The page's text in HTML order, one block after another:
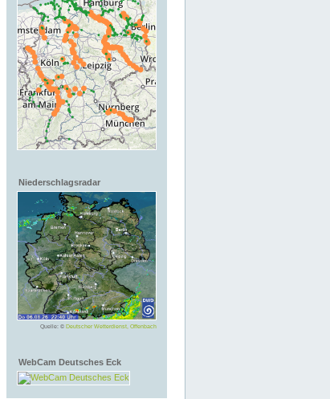
Niederschlagsradar
Quelle: © Deutscher Wetterdienst, Offenbach
WebCam Deutsches Eck